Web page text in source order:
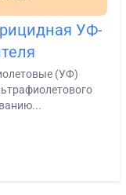
УФ-
(УФ)